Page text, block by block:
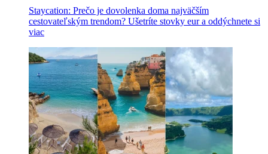
Staycation: Prečo je dovolenka doma najväčším
cestovateľským trendom? Ušetríte stovky eur a oddýchnete si
viac